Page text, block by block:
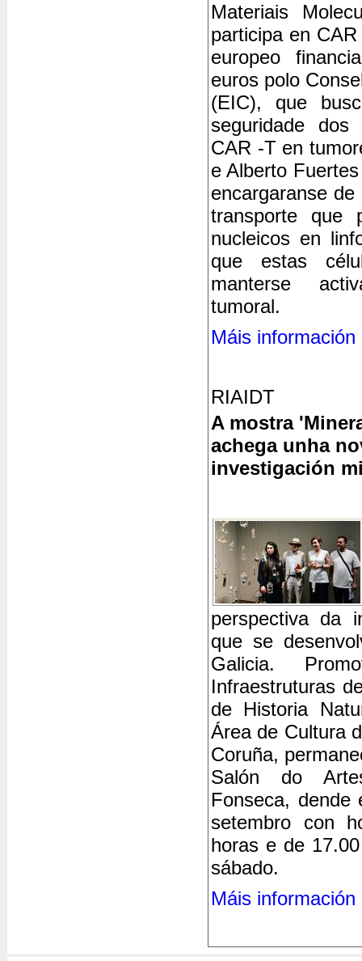
Materiais
participa en
europeo
euros polo
(EIC), que
seguridade dos
CAR -T en
e Alberto
encargaranse
transporte que
nucleicos en
que estas
manterse
tumoral.
Máis información
RIAIDT
A mostra
achega unha
investigación
perspectiva da
que se
Galicia.
Infraestruturas
de Historia
Área de Cultura
Coruña,
Salón do
Fonseca,
setembro con
horas e de
sábado.
Máis información